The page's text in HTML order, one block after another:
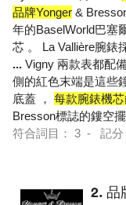
品牌Yonger &
年的BaselWorld巴塞
芯 。 La Vallière腕錶
... Vigny 兩款表都配
側的紅色末端是這些
底蓋 ， 每款腕錶機
Bresson標誌的鏤空
符合詞目： 3 - 記
2. 品